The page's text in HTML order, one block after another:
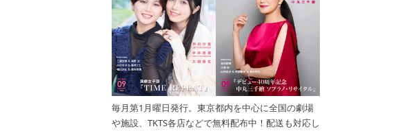
毎月第1月曜日発行。東京都内を中心に全国の劇場
や施設、TKTS各店などで無料配布中！配送も対応し